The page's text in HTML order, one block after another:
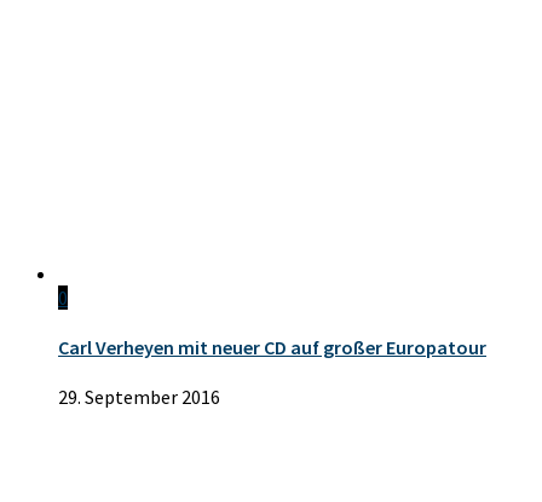
0
Carl Verheyen mit neuer CD auf großer Europatour
29. September 2016